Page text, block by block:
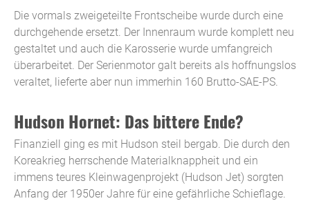
Die vormals zweigeteilte Frontscheibe wurde durch eine
durchgehende ersetzt. Der Innenraum wurde komplett neu
gestaltet und auch die Karosserie wurde umfangreich
überarbeitet. Der Serienmotor galt bereits als hoffnungslos
veraltet, lieferte aber nun immerhin 160 Brutto-SAE-PS.
Hudson Hornet: Das bittere Ende?
Finanziell ging es mit Hudson steil bergab. Die durch den
Koreakrieg herrschende Materialknappheit und ein
immens teures Kleinwagenprojekt (Hudson Jet) sorgten
Anfang der 1950er Jahre für eine gefährliche Schieflage.